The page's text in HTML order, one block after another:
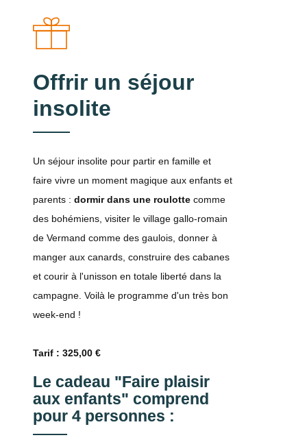
Offrir un séjour
insolite
Un séjour insolite pour partir en famille et
faire vivre un moment magique aux enfants et
parents :dormir dans une roulotte comme
des bohémiens, visiter le village gallo-romain
de Vermand comme des gaulois, donner à
manger aux canards, construire des cabanes
et courir à l'unisson en totale liberté dans la
campagne. Voilà le programme d'un très bon
week-end !
Tarif : 325,00 €
Le cadeau "Faire plaisir
aux enfants" comprend
pour 4 personnes :